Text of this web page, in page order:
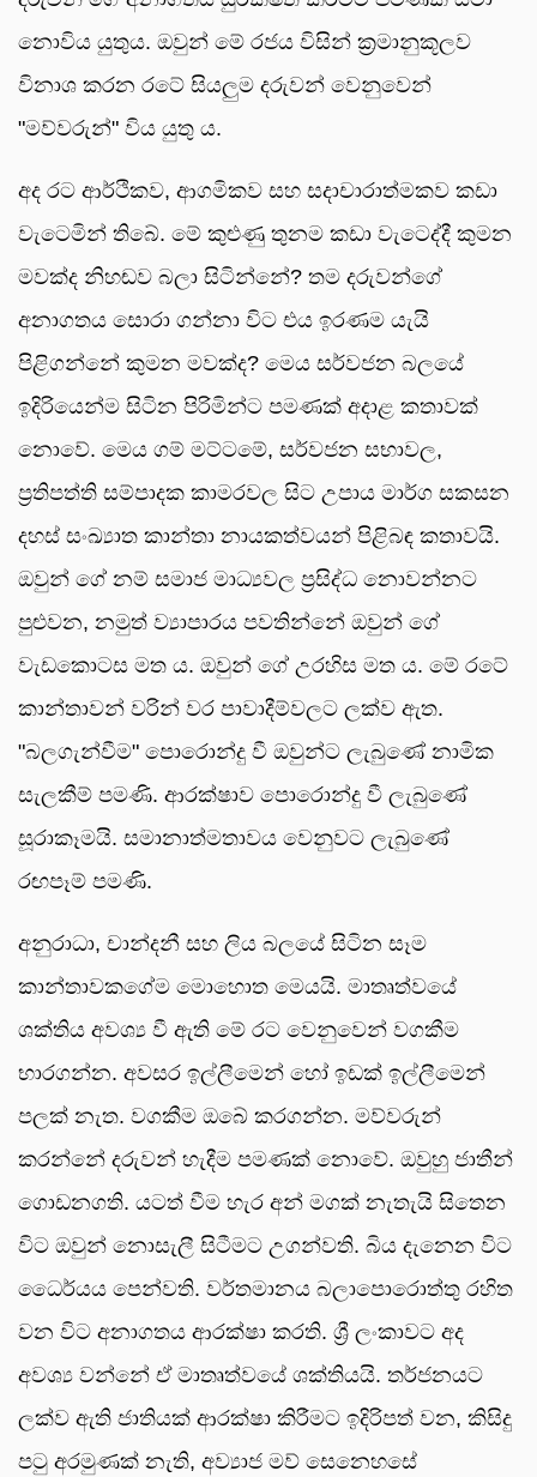
නොවිය යුතුය. ඔවුන් මේ රජය විසින් ක්‍රමානුකූලව
විනාශ කරන රටේ සියලුම දරුවන් වෙනුවෙන්
"මව්වරුන්" විය යුතු ය.
අද රට ආර්ථිකව, ආගමිකව සහ සදාචාරාත්මකව කඩා
වැටෙමින් තිබේ. මේ කුළුණු තුනම කඩා වැටෙද්දී කුමන
මවක්ද නිහඬව බලා සිටින්නේ? තම දරුවන්ගේ
අනාගතය සොරා ගන්නා විට එය ඉරණම යැයි
පිළිගන්නේ කුමන මවක්ද? මෙය සර්වජන බලයේ
ඉදිරියෙන්ම සිටින පිරිමින්ට පමණක් අදාළ කතාවක්
නොවේ. මෙය ගම් මට්ටමේ, සර්වජන සභාවල,
ප්‍රතිපත්ති සම්පාදක කාමරවල සිට උපාය මාර්ග සකසන
දහස් සංඛ්‍යාත කාන්තා නායකත්වයන් පිළිබඳ කතාවයි.
ඔවුන් ගේ නම් සමාජ මාධ්‍යවල ප්‍රසිද්ධ නොවන්නට
පුළුවන, නමුත් ව්‍යාපාරය පවතින්නේ ඔවුන් ගේ
වැඩකොටස මත ය. ඔවුන් ගේ උරහිස මත ය. මේ රටේ
කාන්තාවන් වරින් වර පාවාදීම්වලට ලක්ව ඇත.
"බලගැන්වීම" පොරොන්දු වී ඔවුන්ට ලැබුණේ නාමික
සැලකීම් පමණි. ආරක්ෂාව පොරොන්දු වී ලැබුණේ
සූරාකෑමයි. සමානාත්මතාවය වෙනුවට ලැබුණේ
රඟපෑම් පමණි.
අනුරාධා, චාන්දනී සහ ලිය බලයේ සිටින සෑම
කාන්තාවකගේම මොහොත මෙයයි. මාතෘත්වයේ
ශක්තිය අවශ්‍ය වී ඇති මේ රට වෙනුවෙන් වගකීම
භාරගන්න. අවසර ඉල්ලීමෙන් හෝ ඉඩක් ඉල්ලීමෙන්
පලක් නැත. වගකීම ඔබේ කරගන්න. මව්වරුන්
කරන්නේ දරුවන් හැදීම පමණක් නොවේ. ඔවුහු ජාතීන්
ගොඩනගති. යටත් වීම හැර අන් මගක් නැතැයි සිතෙන
විට ඔවුන් නොසැලී සිටීමට උගන්වති. බිය දැනෙන විට
ධෛර්යය පෙන්වති. වර්තමානය බලාපොරොත්තු රහිත
වන විට අනාගතය ආරක්ෂා කරති. ශ්‍රී ලංකාවට අද
අවශ්‍ය වන්නේ ඒ මාතෘත්වයේ ශක්තියයි. තර්ජනයට
ලක්ව ඇති ජාතියක් ආරක්ෂා කිරීමට ඉදිරිපත් වන, කිසිදු
පටු අරමුණක් නැති, අව්‍යාජ මව් සෙනෙහසේ